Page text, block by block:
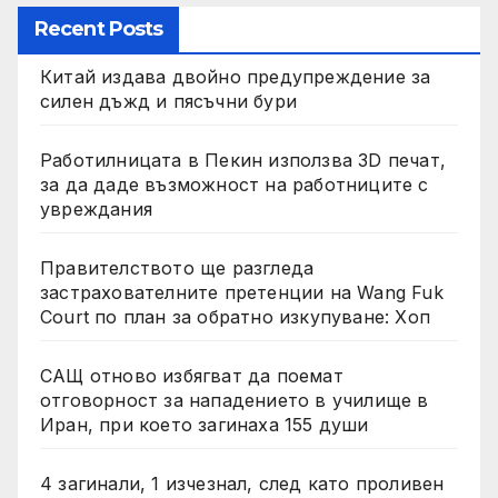
Recent Posts
Китай издава двойно предупреждение за
силен дъжд и пясъчни бури
Работилницата в Пекин използва 3D печат,
за да даде възможност на работниците с
увреждания
Правителството ще разгледа
застрахователните претенции на Wang Fuk
Court по план за обратно изкупуване: Хоп
САЩ отново избягват да поемат
отговорност за нападението в училище в
Иран, при което загинаха 155 души
4 загинали, 1 изчезнал, след като проливен